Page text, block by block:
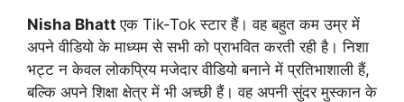
Nisha Bhattएक Tik-Tok स्टार हैं। वह बहुत कम उम्र में
अपने वीडियो के माध्यम से सभी को प्राभवित करती रही है। निशा
भट्ट न केवल लोकप्रिय मजेदार वीडियो बनाने में प्रतिभाशाली हैं,
बल्कि अपने शिक्षा क्षेत्र में भी अच्छी हैं। वह अपनी सुंदर मुस्कान के